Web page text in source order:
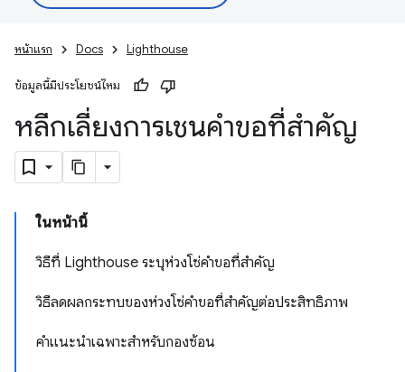
หน้าแรก Docs Lighthouse
ข้อมูลนี้มีประโยชน์ไหม
หลีกเลี่ยงการเชนคำขอที่สำคัญ
ในหน้านี้
วิธีที่ Lighthouse ระบุห่วงโซ่คำขอที่สำคัญ
วิธีลดผลกระทบของห่วงโซ่คำขอที่สำคัญต่อประสิทธิภาพ
คำแนะนำเฉพาะสำหรับกองซ้อน